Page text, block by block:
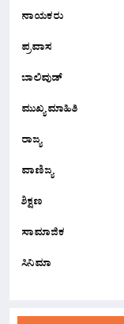
ನಾಯಕರು
ಪ್ರವಾಸ
ಬಾಲಿವುಡ್
ಮುಖ್ಯ ಮಾಹಿತಿ
ರಾಜ್ಯ
ವಾಣಿಜ್ಯ
ಶಿಕ್ಷಣ
ಸಾಮಾಜಿಕ
ಸಿನಿಮಾ